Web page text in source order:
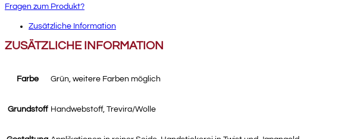
Fragen zum Produkt?
Zusätzliche Information
ZUSÄTZLICHE INFORMATION
Farbe Grün, weitere Farben möglich
Grundstoff Handwebstoff, Trevira/Wolle